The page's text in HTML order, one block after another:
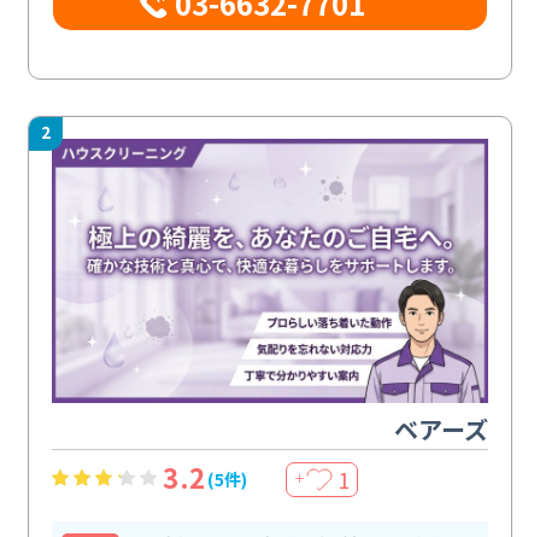
2
ベアーズ
3.2 (5件) ＋ 1